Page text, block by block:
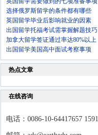
选择俄罗斯留学的条件都有哪些
英国留学毕业后影响就业的因素
出国留学托福考试需掌握解题技巧
加拿大留学签证通过率达80%以上
出国留学美国高中面试考察事项
热点文章
在线咨询